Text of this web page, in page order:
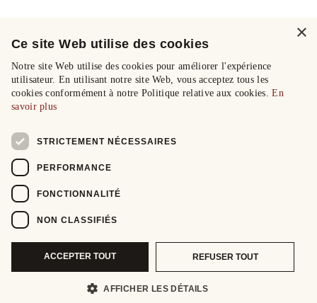
×
Ce site Web utilise des cookies
Notre site Web utilise des cookies pour améliorer l'expérience
utilisateur. En utilisant notre site Web, vous acceptez tous les
cookies conformément à notre Politique relative aux cookies.En
savoir plus
STRICTEMENT NÉCESSAIRES
PERFORMANCE
FONCTIONNALITÉ
NON CLASSIFIÉS
ACCEPTER TOUT REFUSER TOUT
AFFICHER LES DÉTAILS